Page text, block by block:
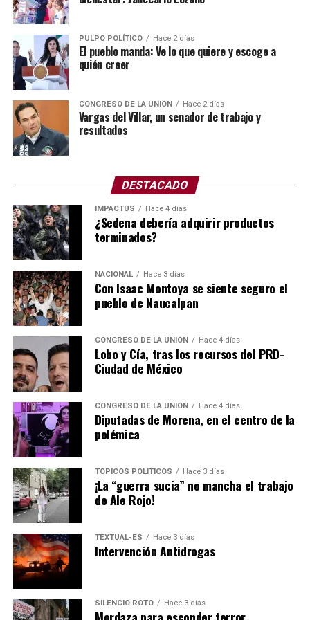
Para muchos especialistas, el colapso de la bomba se
debió a la falta de mantenimiento preventivo.
Para este tipo de labores se cuenta con el Programa de
Obras Anual, mejor conocido como el POA.
El POA (Plan Operativo Anual) y el presupuesto son
herramientas de gestión que se vinculan para planificar
las metas de una organización y asignar los recursos
12 meses.
Asimismo, el POA define las acciones y objetivos,
mientras que el presupuesto establece los fondos
autorizados para ejecutarlos.
Todo indica que no hubo mantenimiento de manera
correcta, ya sea por omisión, no hubo un programa
específico o simplemente no ejercieron el presupuesto
requerido, y lo que pagan los platos rotos, como
siempre, son los vecinos y colonos.
No le busquen tres pies al gato, pero el responsable del
colapso de la bomba es el Consejo Directivo de SAPASA,
encabezado por el presidente municipalPedro
Rodríguez Villegas.
El director general,
secretario técnico del Consejo Directivo, pero no tiene
injerencia alguna ni poder de decisión.
Rodríguez Villegas
administración y operación del Consejo Directivo de
SAPASA, así de fácil y sencillo.
El personal de SAPASA hace milagros para mantener en
buen estado y operando lo mejor posible para resolver
la problemática del desabasto de agua.
PULPO POLÍTICO Hace 2 días
El pueblo manda: Ve lo que quiere y escoge a
quién creer
CONGRESO DE LA UNIÓN Hace 2 días
Vargas del Villar, un senador de trabajo y
resultados
DESTACADO
IMPACTUS Hace 4 días
¿Sedena debería adquirir productos
terminados?
NACIONAL Hace 3 días
Con Isaac Montoya se siente seguro el
pueblo de Naucalpan
CONGRESO DE LA UNIÓN Hace 4 días
Lobo y Cía, tras los recursos del PRD-
Ciudad de México
CONGRESO DE LA UNIÓN Hace 4 días
Diputadas de Morena, en el centro de la
polémica
TÓPICOS POLÍTICOS Hace 3 días
¡La “guerra sucia” no mancha el trabajo
de Ale Rojo!
TEXTUAL-ES Hace 3 días
Intervención Antidrogas
SILENCIO ROTO Hace 3 días
Mordaza para esconder terror